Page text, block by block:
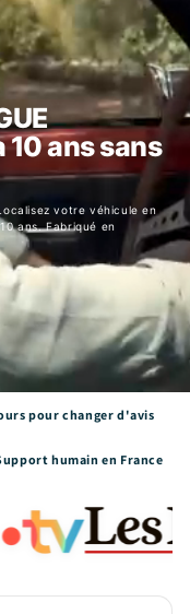
10 ans sans
votre véhicule en
ans. Fabriqué en
pour changer d'avis
humain en France